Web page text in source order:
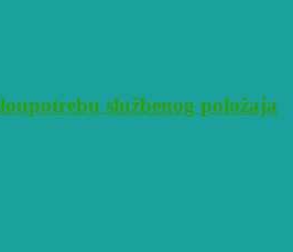
službenog položaja